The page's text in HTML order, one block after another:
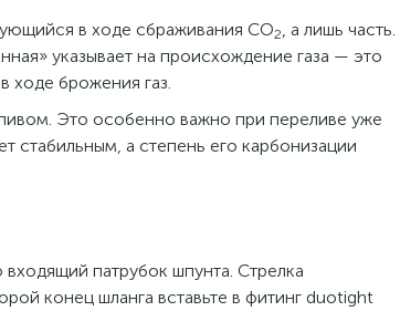
в ходе сбраживания CO2, а лишь часть.
указывает на происхождение газа — это
ходе брожения газ.
Это особенно важно при переливе уже
стабильным, а степень его карбонизации
входящий патрубок шпунта. Стрелка
конец шланга вставьте в фитинг duotight